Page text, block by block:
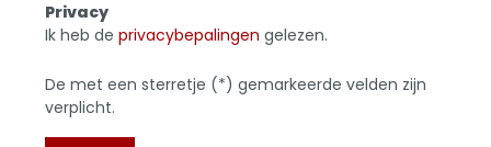
Privacy
Ik heb de privacybepalingen gelezen.
De met een sterretje (*) gemarkeerde velden zijn
verplicht.